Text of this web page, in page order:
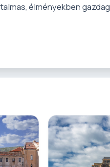
élményekben